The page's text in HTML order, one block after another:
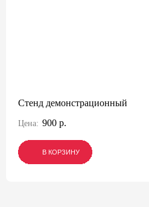
Стенд демонстрационный
Цена: 900 р.
В КОРЗИНУ
В КОРЗИНУ
В КОРЗИНУ